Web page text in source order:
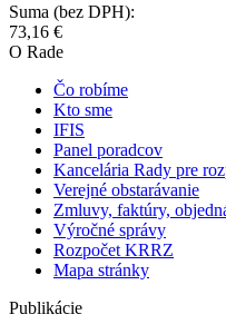
Suma (bez DPH):
73,16 €
O Rade
Čo robíme
Kto sme
IFIS
Panel poradcov
Kancelária Rady pre
Verejné obstarávanie
Zmluvy, faktúry,
Výročné správy
Rozpočet KRRZ
Mapa stránky
Publikácie